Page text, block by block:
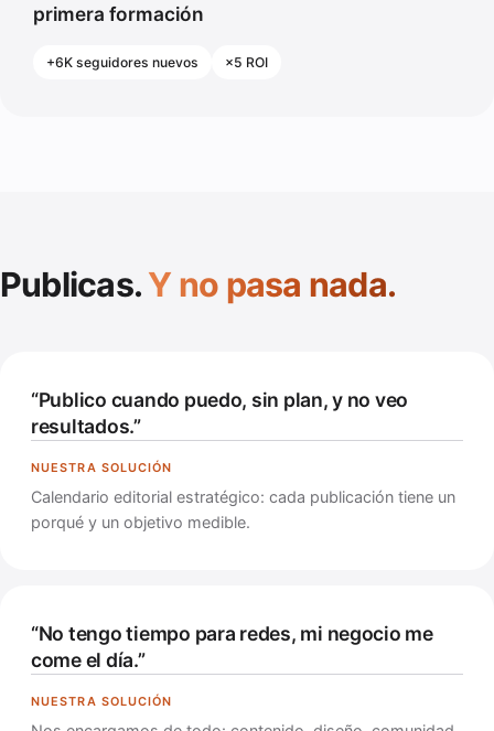
primera formación
+6K seguidores nuevos ×5 ROI
Publicas.Y no pasa nada.
“Publico cuando puedo, sin plan, y no veo
resultados.”
Calendario editorial estratégico: cada publicación tiene un
porqué y un objetivo medible.
“No tengo tiempo para redes, mi negocio me
come el día.”